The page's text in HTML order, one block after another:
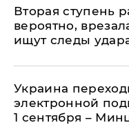
Вторая ступень
вероятно,
ищут следы
Украина
электронной
1 сентября –